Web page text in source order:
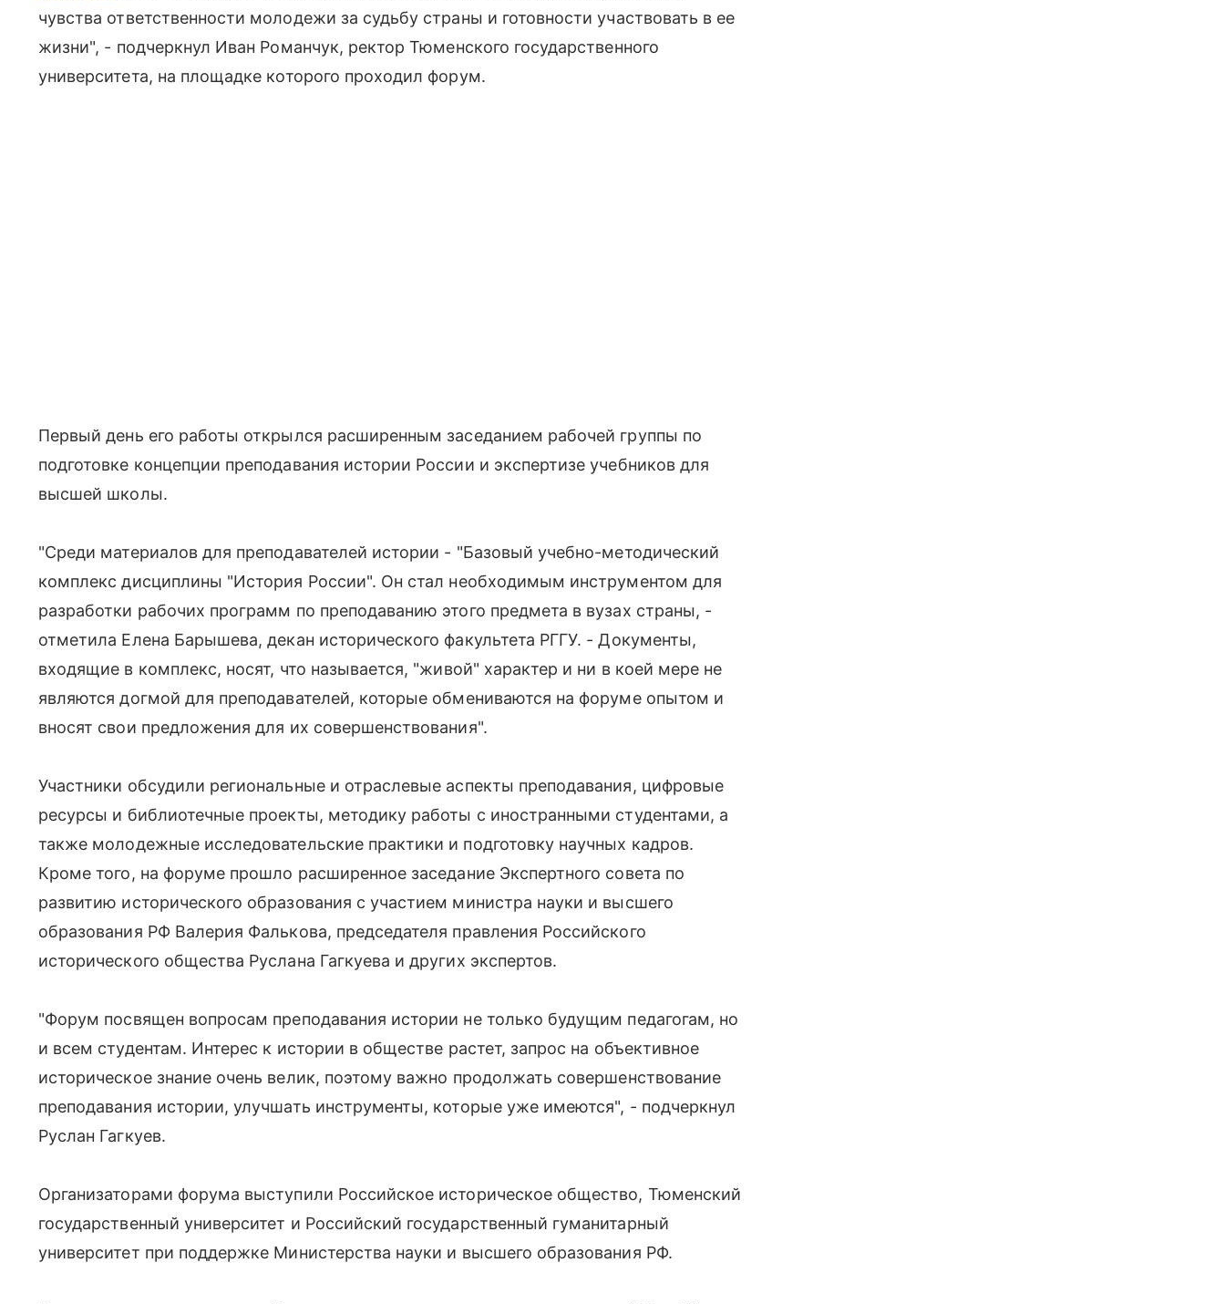
чувства ответственности молодежи за судьбу страны и готовности участвовать в ее
жизни", - подчеркнул Иван Романчук, ректор Тюменского государственного
университета, на площадке которого проходил форум.
Первый день его работы открылся расширенным заседанием рабочей группы по
подготовке концепции преподавания истории России и экспертизе учебников для
высшей школы.
"Среди материалов для преподавателей истории - "Базовый учебно-методический
комплекс дисциплины "История России". Он стал необходимым инструментом для
разработки рабочих программ по преподаванию этого предмета в вузах страны, -
отметила Елена Барышева, декан исторического факультета РГГУ. - Документы,
входящие в комплекс, носят, что называется, "живой" характер и ни в коей мере не
являются догмой для преподавателей, которые обмениваются на форуме опытом и
вносят свои предложения для их совершенствования".
Участники обсудили региональные и отраслевые аспекты преподавания, цифровые
ресурсы и библиотечные проекты, методику работы с иностранными студентами, а
также молодежные исследовательские практики и подготовку научных кадров.
Кроме того, на форуме прошло расширенное заседание Экспертного совета по
развитию исторического образования с участием министра науки и высшего
образования РФ Валерия Фалькова, председателя правления Российского
исторического общества Руслана Гагкуева и других экспертов.
"Форум посвящен вопросам преподавания истории не только будущим педагогам, но
и всем студентам. Интерес к истории в обществе растет, запрос на объективное
историческое знание очень велик, поэтому важно продолжать совершенствование
преподавания истории, улучшать инструменты, которые уже имеются", - подчеркнул
Руслан Гагкуев.
Организаторами форума выступили Российское историческое общество, Тюменский
государственный университет и Российский государственный гуманитарный
университет при поддержке Министерства науки и высшего образования РФ.